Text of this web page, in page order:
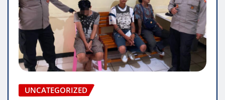
UNCATEGORIZED